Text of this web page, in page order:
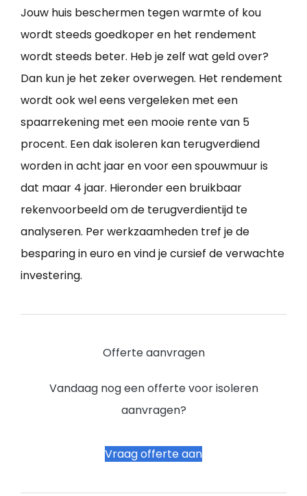
Jouw huis beschermen tegen warmte of kou
wordt steeds goedkoper en het rendement
wordt steeds beter. Heb je zelf wat geld over?
Dan kun je het zeker overwegen. Het rendement
wordt ook wel eens vergeleken met een
spaarrekening met een mooie rente van 5
procent. Een dak isoleren kan terugverdiend
worden in acht jaar en voor een spouwmuur is
dat maar 4 jaar. Hieronder een bruikbaar
rekenvoorbeeld om de terugverdientijd te
analyseren. Per werkzaamheden tref je de
besparing in euro en vind je cursief de verwachte
investering.
Offerte aanvragen
Vandaag nog een offerte voor isoleren
aanvragen?
Vraag offerte aan